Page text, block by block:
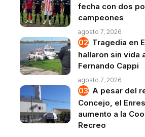
fecha con dos
campeones
agosto 7, 2026
Tragedia en
hallaron sin vida
Fernando Cappi
agosto 7, 2026
A pesar del
Concejo, el
aumento a la
Recreo